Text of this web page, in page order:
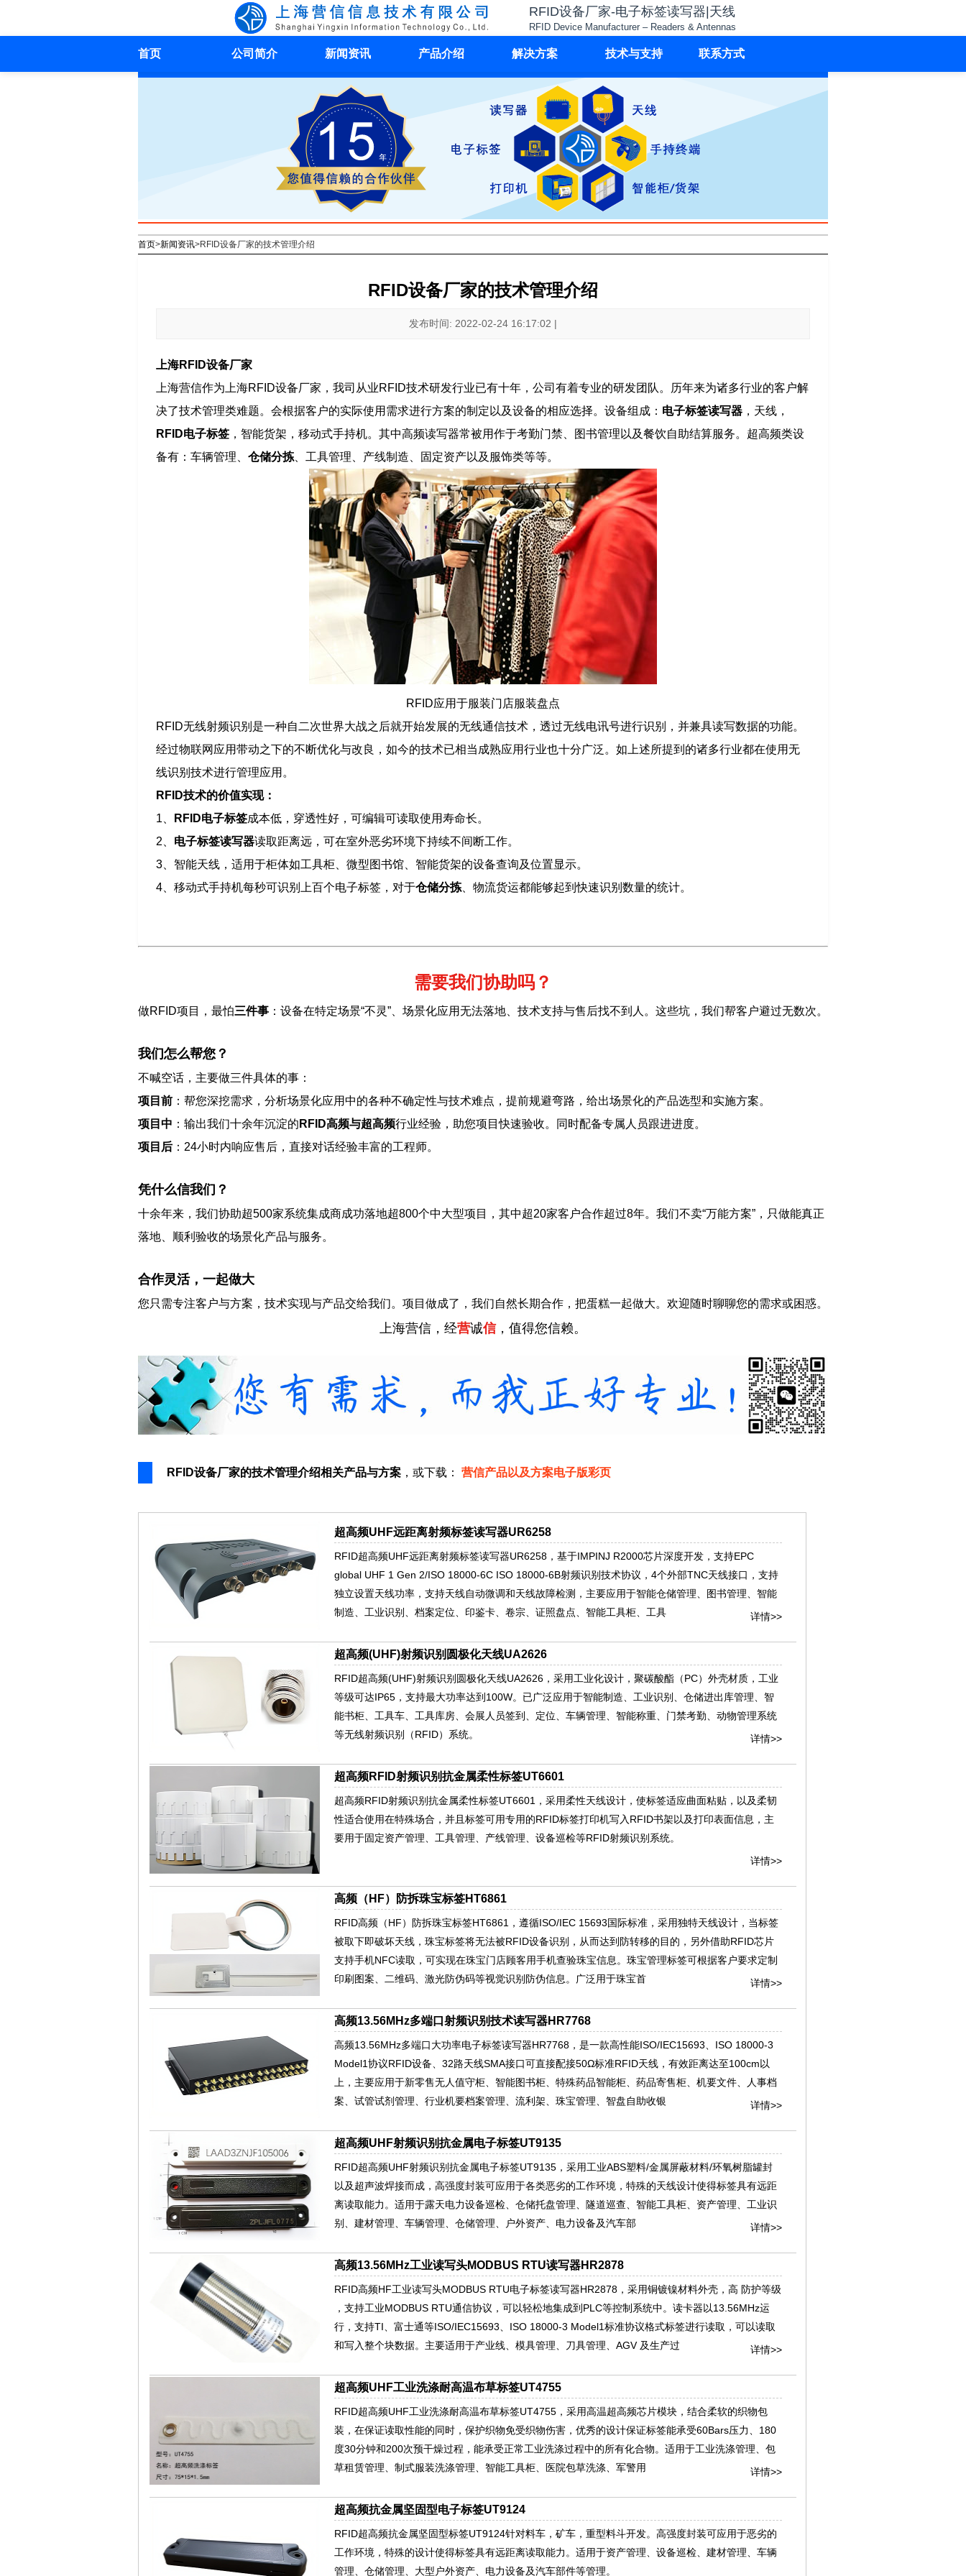
RFID设备厂家-电子标签读写器|天线
RFID Device Manufacturer – Readers & Antennas
首页 公司简介 新闻资讯 产品介绍 解决方案 技术与支持 联系方式
首页>新闻资讯>RFID设备厂家的技术管理介绍
RFID设备厂家的技术管理介绍
发布时间: 2022-02-24 16:17:02 |
上海RFID设备厂家
上海营信作为上海RFID设备厂家，我司从业RFID技术研发行业已有十年，公司有着专业的研发团队。历年来为诸多行业的客户解
决了技术管理类难题。会根据客户的实际使用需求进行方案的制定以及设备的相应选择。设备组成： 电子标签读写器 ，天线，
RFID电子标签 ，智能货架，移动式手持机。其中高频读写器常被用作于考勤门禁、图书管理以及餐饮自助结算服务。超高频类设
备有：车辆管理、 仓储分拣 、工具管理、产线制造、固定资产以及服饰类等等。
RFID应用于服装门店服装盘点
RFID无线射频识别是一种自二次世界大战之后就开始发展的无线通信技术，透过无线电讯号进行识别，并兼具读写数据的功能。
经过物联网应用带动之下的不断优化与改良，如今的技术已相当成熟应用行业也十分广泛。如上述所提到的诸多行业都在使用无
线识别技术进行管理应用。
RFID技术的价值实现：
1、
RFID电子标签成本低，穿透性好，可编辑可读取使用寿命长。
2、 电子标签读写器读取距离远，可在室外恶劣环境下持续不间断工作。
3、智能天线，适用于柜体如工具柜、微型图书馆、智能货架的设备查询及位置显示。
4、移动式手持机每秒可识别上百个电子标签，对于仓储分拣 、物流货运都能够起到快速识别数量的统计。
需要我们协助吗？
做RFID项目，最怕三件事 ：设备在特定场景“不灵”、场景化应用无法落地、技术支持与售后找不到人。这些坑，我们帮客户避过无数次。
我们怎么帮您？
不喊空话，主要做三件具体的事：
项目前 ：帮您深挖需求，分析场景化应用中的各种不确定性与技术难点，提前规避弯路，给出场景化的产品选型和实施方案。
项目中 ：输出我们十余年沉淀的 RFID高频与超高频行业经验，助您项目快速验收。同时配备专属人员跟进进度。
项目后 ：24小时内响应售后，直接对话经验丰富的工程师。
凭什么信我们？
十余年来，我们协助超500家系统集成商成功落地超800个中大型项目，其中超20家客户合作超过8年。我们不卖“万能方案”，只做能真正
落地、顺利验收的场景化产品与服务。
合作灵活，一起做大
您只需专注客户与方案，技术实现与产品交给我们。项目做成了，我们自然长期合作，把蛋糕一起做大。欢迎随时聊聊您的需求或困惑。
上海营信，经营诚信，值得您信赖。
RFID设备厂家的技术管理介绍相关产品与方案 ，或下载： 营信产品以及方案电子版彩页
超高频UHF远距离射频标签读写器UR6258
RFID超高频UHF远距离射频标签读写器UR6258，基于IMPINJ R2000芯片深度开发，支持EPC
global UHF 1 Gen 2/ISO 18000-6C ISO 18000-6B射频识别技术协议，4个外部TNC天线接口，支持
独立设置天线功率，支持天线自动微调和天线故障检测，主要应用于智能仓储管理、图书管理、智能
制造、工业识别、档案定位、印鉴卡、卷宗、证照盘点、智能工具柜、工具
详情>>
超高频(UHF)射频识别圆极化天线UA2626
RFID超高频(UHF)射频识别圆极化天线UA2626，采用工业化设计，聚碳酸酯（PC）外壳材质，工业
等级可达IP65，支持最大功率达到100W。已广泛应用于智能制造、工业识别、仓储进出库管理、智
能书柜、工具车、工具库房、会展人员签到、定位、车辆管理、智能称重、门禁考勤、动物管理系统
等无线射频识别（RFID）系统。
详情>>
超高频RFID射频识别抗金属柔性标签UT6601
超高频RFID射频识别抗金属柔性标签UT6601，采用柔性天线设计，使标签适应曲面粘贴，以及柔韧
性适合使用在特殊场合，并且标签可用专用的RFID标签打印机写入RFID书架以及打印表面信息，主
要用于固定资产管理、工具管理、产线管理、设备巡检等RFID射频识别系统。
详情>>
高频（HF）防拆珠宝标签HT6861
RFID高频（HF）防拆珠宝标签HT6861，遵循ISO/IEC 15693国际标准，采用独特天线设计，当标签
被取下即破坏天线，珠宝标签将无法被RFID设备识别，从而达到防转移的目的，另外借助RFID芯片
支持手机NFC读取，可实现在珠宝门店顾客用手机查验珠宝信息。珠宝管理标签可根据客户要求定制
印刷图案、二维码、激光防伪码等视觉识别防伪信息。广泛用于珠宝首
详情>>
高频13.56MHz多端口射频识别技术读写器HR7768
高频13.56MHz多端口大功率电子标签读写器HR7768，是一款高性能ISO/IEC15693、ISO 18000-3
Model1协议RFID设备、32路天线SMA接口可直接配接50Ω标准RFID天线，有效距离达至100cm以
上，主要应用于新零售无人值守柜、智能图书柜、特殊药品智能柜、药品寄售柜、机要文件、人事档
案、试管试剂管理、行业机要档案管理、流利架、珠宝管理、智盘自助收银
详情>>
超高频UHF射频识别抗金属电子标签UT9135
RFID超高频UHF射频识别抗金属电子标签UT9135，采用工业ABS塑料/金属屏蔽材料/环氧树脂罐封
以及超声波焊接而成，高强度封装可应用于各类恶劣的工作环境，特殊的天线设计使得标签具有远距
离读取能力。适用于露天电力设备巡检、仓储托盘管理、隧道巡查、智能工具柜、资产管理、工业识
别、建材管理、车辆管理、仓储管理、户外资产、电力设备及汽车部
详情>>
高频13.56MHz工业读写头MODBUS RTU读写器HR2878
RFID高频HF工业读写头MODBUS RTU电子标签读写器HR2878，采用铜镀镍材料外壳，高 防护等级
，支持工业MODBUS RTU通信协议，可以轻松地集成到PLC等控制系统中。读卡器以13.56MHz运
行，支持TI、富士通等ISO/IEC15693、ISO 18000-3 Model1标准协议格式标签进行读取，可以读取
和写入整个块数据。主要适用于产业线、模具管理、刀具管理、AGV 及生产过
详情>>
超高频UHF工业洗涤耐高温布草标签UT4755
RFID超高频UHF工业洗涤耐高温布草标签UT4755，采用高温超高频芯片模块，结合柔软的织物包
装，在保证读取性能的同时，保护织物免受织物伤害，优秀的设计保证标签能承受60Bars压力、180
度30分钟和200次预干燥过程，能承受正常工业洗涤过程中的所有化合物。适用于工业洗涤管理、包
草租赁管理、制式服装洗涤管理、智能工具柜、医院包草洗涤、军警用
详情>>
超高频抗金属坚固型电子标签UT9124
RFID超高频抗金属坚固型标签UT9124针对料车，矿车，重型料斗开发。高强度封装可应用于恶劣的
工作环境，特殊的设计使得标签具有远距离读取能力。适用于资产管理、设备巡检、建材管理、车辆
管理、仓储管理、大型户外资产、电力设备及汽车部件等管理。